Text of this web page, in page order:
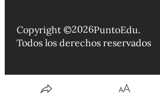
Copyright ©2026PuntoEdu.
Todos los derechos reservados